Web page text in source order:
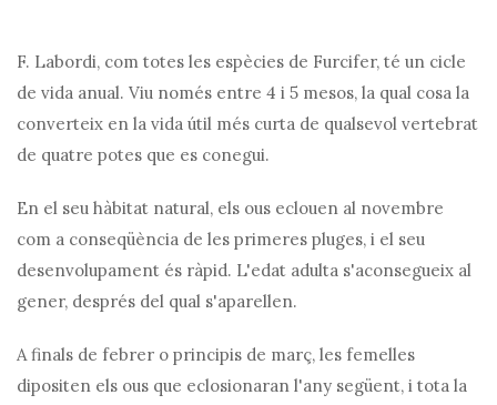
F. Labordi, com totes les espècies de Furcifer, té un cicle
de vida anual. Viu només entre 4 i 5 mesos, la qual cosa la
converteix en la vida útil més curta de qualsevol vertebrat
de quatre potes que es conegui.
En el seu hàbitat natural, els ous eclouen al novembre
com a conseqüència de les primeres pluges, i el seu
desenvolupament és ràpid. L'edat adulta s'aconsegueix al
gener, després del qual s'aparellen.
A finals de febrer o principis de març, les femelles
dipositen els ous que eclosionaran l'any següent, i tota la